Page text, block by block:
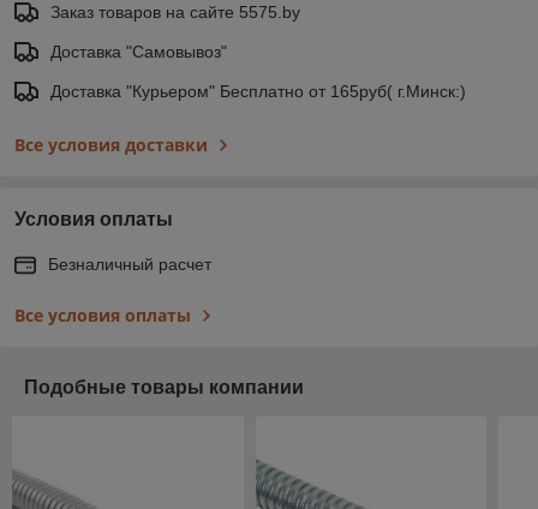
Заказ товаров на сайте 5575.by
Доставка "Самовывоз"
Доставка "Курьером" Бесплатно от 165руб( г.Минск:)
Все условия доставки
Условия оплаты
Безналичный расчет
Все условия оплаты
Подобные товары компании